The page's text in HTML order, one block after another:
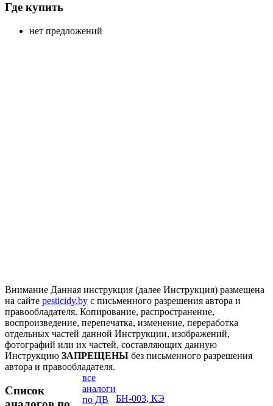
Где купить
нет предложений
Внимание Данная инструкция (далее Инструкция) размещена
на сайте pesticidy.by с письменного разрешения автора и
правообладателя. Копирование, распространение,
воспроизведение, перепечатка, изменение, переработка
отдельных частей данной Инструкции, изображений,
фотографий или их частей, составляющих данную
Инструкцию ЗАПРЕЩЕНЫ без письменного разрешения
автора и правообладателя.
Список
все
аналоги
по ДВ
БН-003, КЭ